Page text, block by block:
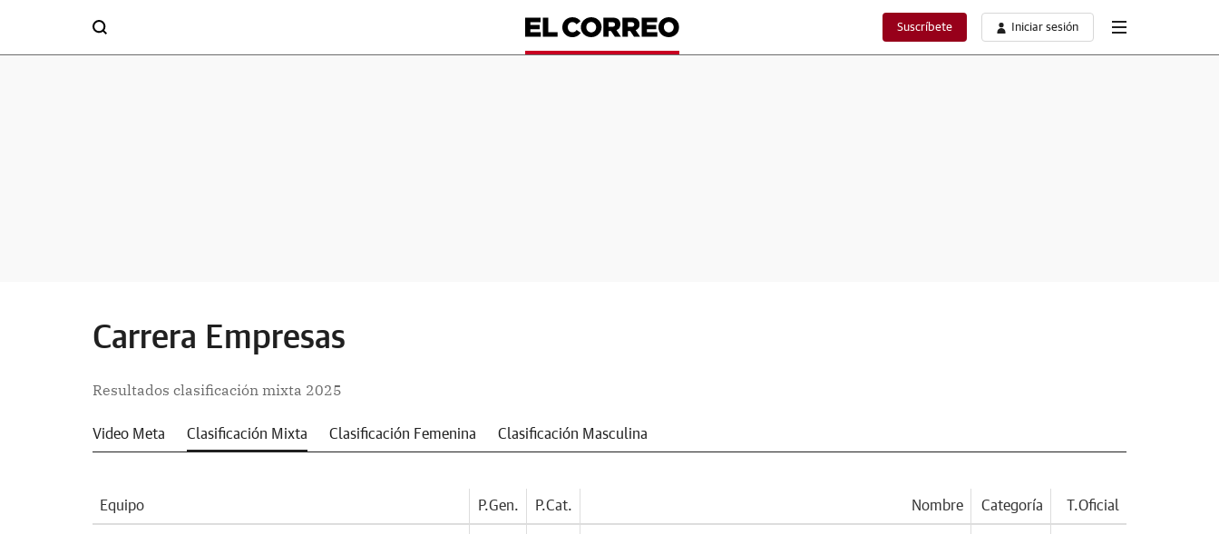
Suscríbete Iniciar sesión
Carrera Empresas
Resultados clasificación mixta 2025
Video Meta Clasificación Mixta Clasificación Femenina Clasificación Masculina
Equipo P.Gen. P.Cat. Nombre Categoría T.Oficial